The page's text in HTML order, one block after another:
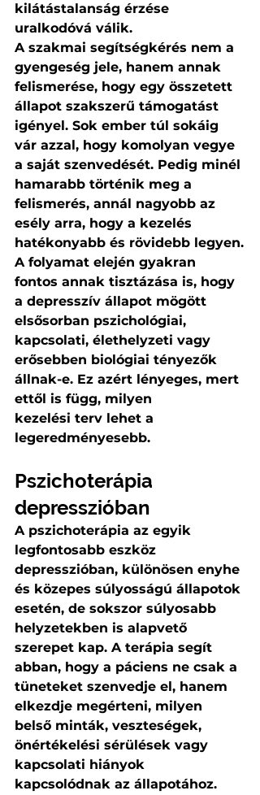
kilátástalanság érzése
uralkodóvá válik.
A szakmai segítségkérés nem a
gyengeség jele, hanem annak
felismerése, hogy egy összetett
állapot szakszerű támogatást
igényel. Sok ember túl sokáig
vár azzal, hogy komolyan vegye
a saját szenvedését. Pedig minél
hamarabb történik meg a
felismerés, annál nagyobb az
esély arra, hogy a kezelés
hatékonyabb és rövidebb legyen.
A folyamat elején gyakran
fontos annak tisztázása is, hogy
a depresszív állapot mögött
elsősorban pszichológiai,
kapcsolati, élethelyzeti vagy
erősebben biológiai tényezők
állnak-e. Ez azért lényeges, mert
ettől is függ, milyen
kezelési terv lehet a
legeredményesebb.
Pszichoterápia
depresszióban
A pszichoterápia az egyik
legfontosabb eszköz
depresszióban, különösen enyhe
és közepes súlyosságú állapotok
esetén, de sokszor súlyosabb
helyzetekben is alapvető
szerepet kap. A terápia segít
abban, hogy a páciens ne csak a
tüneteket szenvedje el, hanem
elkezdje megérteni, milyen
belső minták, veszteségek,
önértékelési sérülések vagy
kapcsolati hiányok
kapcsolódnak az állapotához.